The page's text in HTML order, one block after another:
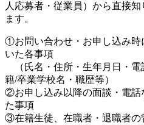
人応募者・従業員）から直接
ます。
①お問い合わせ・お申し込み時
いた各事項
（氏名・住所・生年月日・電
籍/卒業学校名・職歴等）
②お申し込み以降の面談・電話
た事項
③在籍生徒、在職者・退職者の